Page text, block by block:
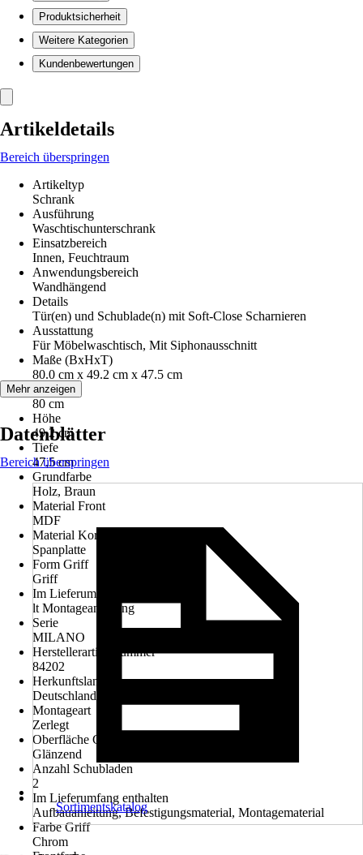
Produktsicherheit
Weitere Kategorien
Kundenbewertungen
Artikeldetails
Bereich überspringen
Artikeltyp
Schrank
Ausführung
Waschtischunterschrank
Einsatzbereich
Innen, Feuchtraum
Anwendungsbereich
Wandhängend
Details
Tür(en) und Schublade(n) mit Soft-Close Scharnieren
Ausstattung
Für Möbelwaschtisch, Mit Siphonausschnitt
Maße (BxHxT)
80.0 cm x 49.2 cm x 47.5 cm
Breite
80 cm
Höhe
49,2 cm
Tiefe
47,5 cm
Grundfarbe
Holz, Braun
Material Front
MDF
Material Korpus
Spanplatte
Form Griff
Griff
Im Lieferumfang enthalten
lt Montageanleitung
Serie
MILANO
Herstellerartikelnummer
84202
Herkunftsland
Deutschland
Montageart
Zerlegt
Oberfläche Griff
Glänzend
Anzahl Schubladen
2
Im Lieferumfang enthalten
Aufbauanleitung, Befestigungsmaterial, Montagematerial
Farbe Griff
Chrom
Mehr anzeigen
Datenblätter
Bereich überspringen
Sortimentskatalog